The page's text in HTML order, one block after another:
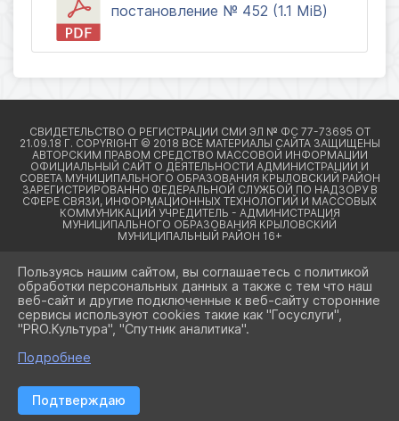
постановление № 452 (1.1 MiB)
2026 Г. КРЫЛОВСКИЙРАЙОН23.РФ
ВХОД
КАРТА САЙТА
ПОЛИТИКА ОБРАБОТКИ ПЕРСОНАЛЬНЫХ ДАННЫХ
СДЕЛАНО НА KUBCMS
РАЗРАБОТКА И ПОДДЕРЖКА
Пользуясь нашим сайтом, вы соглашаетесь с политикой
обработки персональных данных а также с тем что наш
веб-сайт и другие подключенные к веб-сайту сторонние
сервисы используют cookies такие как "Госуслуги",
"PRO.Культура", "Спутник аналитика".
Подробнее
Подтверждаю